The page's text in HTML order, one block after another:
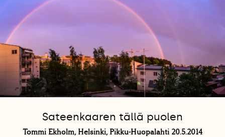
Sateenkaaren tällä puolen
Tommi Ekholm, Helsinki, Pikku-Huopalahti 20.5.2014